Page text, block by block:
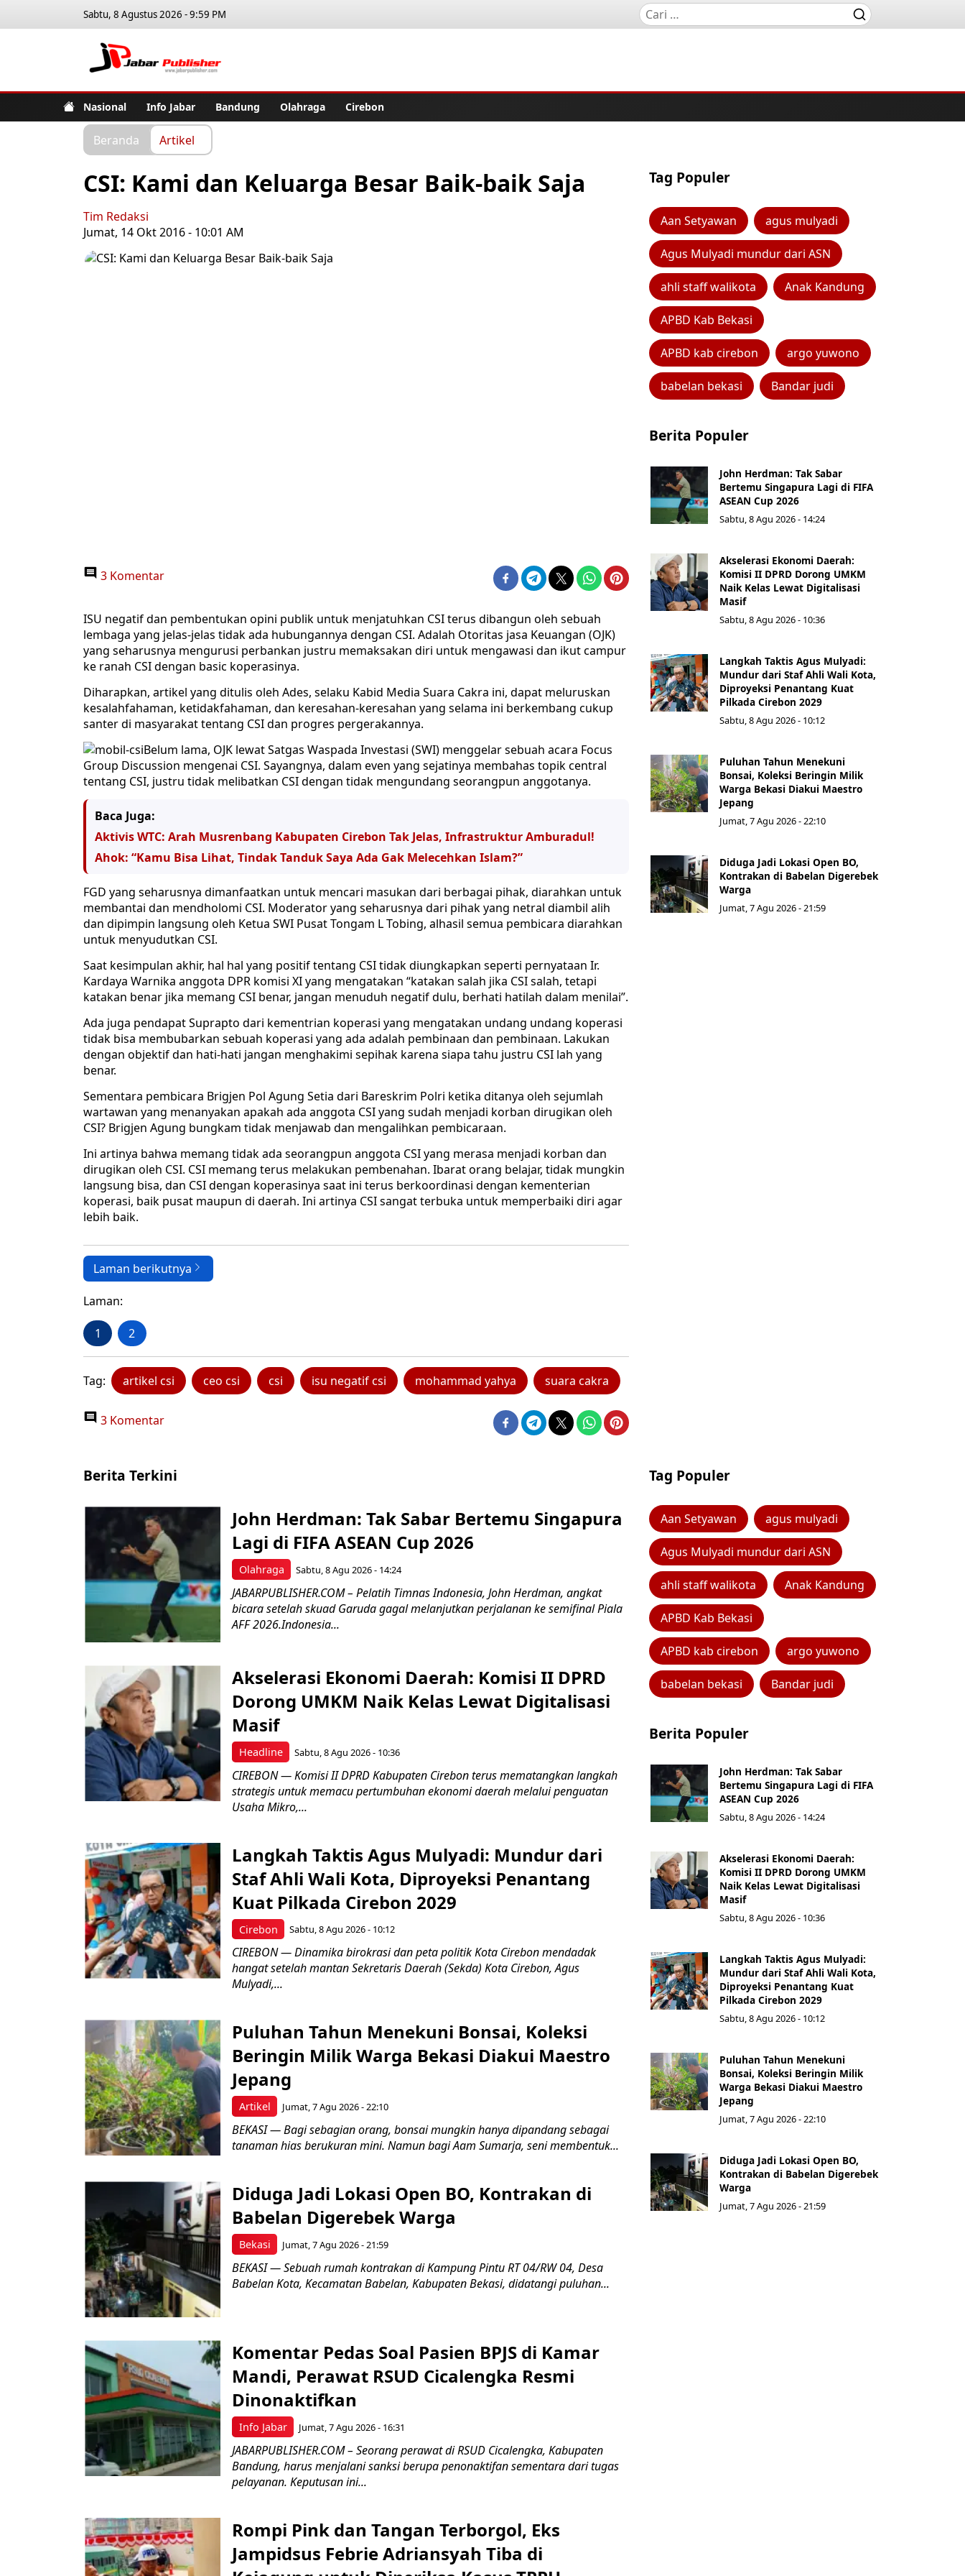
Sabtu, 8 Agustus 2026 - 9:59 PM
Nasional Info Jabar Bandung Olahraga Cirebon
Beranda Artikel
CSI: Kami dan Keluarga Besar Baik-baik Saja
Tim Redaksi
Jumat, 14 Okt 2016 - 10:01 AM
3 Komentar
ISU negatif dan pembentukan opini publik untuk menjatuhkan CSI terus dibangun oleh sebuah
lembaga yang jelas-jelas tidak ada hubungannya dengan CSI. Adalah Otoritas jasa Keuangan (OJK)
yang seharusnya mengurusi perbankan justru memaksakan diri untuk mengawasi dan ikut campur
ke ranah CSI dengan basic koperasinya.
Diharapkan, artikel yang ditulis oleh Ades, selaku Kabid Media Suara Cakra ini, dapat meluruskan
kesalahfahaman, ketidakfahaman, dan keresahan-keresahan yang selama ini berkembang cukup
santer di masyarakat tentang CSI dan progres pergerakannya.
Belum lama, OJK lewat Satgas Waspada Investasi (SWI) menggelar sebuah acara Focus
Group Discussion mengenai CSI. Sayangnya, dalam even yang sejatinya membahas topik central
tentang CSI, justru tidak melibatkan CSI dengan tidak mengundang seorangpun anggotanya.
Baca Juga:
Aktivis WTC: Arah Musrenbang Kabupaten Cirebon Tak Jelas, Infrastruktur Amburadul!
Ahok: “Kamu Bisa Lihat, Tindak Tanduk Saya Ada Gak Melecehkan Islam?”
FGD yang seharusnya dimanfaatkan untuk mencari masukan dari berbagai pihak, diarahkan untuk
membantai dan mendholomi CSI. Moderator yang seharusnya dari pihak yang netral diambil alih
dan dipimpin langsung oleh Ketua SWI Pusat Tongam L Tobing, alhasil semua pembicara diarahkan
untuk menyudutkan CSI.
Saat kesimpulan akhir, hal hal yang positif tentang CSI tidak diungkapkan seperti pernyataan Ir.
Kardaya Warnika anggota DPR komisi XI yang mengatakan “katakan salah jika CSI salah, tetapi
katakan benar jika memang CSI benar, jangan menuduh negatif dulu, berhati hatilah dalam menilai”.
Ada juga pendapat Suprapto dari kementrian koperasi yang mengatakan undang undang koperasi
tidak bisa membubarkan sebuah koperasi yang ada adalah pembinaan dan pembinaan. Lakukan
dengan objektif dan hati-hati jangan menghakimi sepihak karena siapa tahu justru CSI lah yang
benar.
Sementara pembicara Brigjen Pol Agung Setia dari Bareskrim Polri ketika ditanya oleh sejumlah
wartawan yang menanyakan apakah ada anggota CSI yang sudah menjadi korban dirugikan oleh
CSI? Brigjen Agung bungkam tidak menjawab dan mengalihkan pembicaraan.
Ini artinya bahwa memang tidak ada seorangpun anggota CSI yang merasa menjadi korban dan
dirugikan oleh CSI. CSI memang terus melakukan pembenahan. Ibarat orang belajar, tidak mungkin
langsung bisa, dan CSI dengan koperasinya saat ini terus berkoordinasi dengan kementerian
koperasi, baik pusat maupun di daerah. Ini artinya CSI sangat terbuka untuk memperbaiki diri agar
lebih baik.
Laman berikutnya
Laman:
1 2
Tag: artikel csi ceo csi csi isu negatif csi mohammad yahya suara cakra
3 Komentar
Tag Populer
Aan Setyawan agus mulyadi
Agus Mulyadi mundur dari ASN
ahli staff walikota Anak Kandung
APBD Kab Bekasi
APBD kab cirebon argo yuwono
babelan bekasi Bandar judi
Berita Populer
John Herdman: Tak Sabar
Bertemu Singapura Lagi di FIFA
ASEAN Cup 2026
Sabtu, 8 Agu 2026 - 14:24
Akselerasi Ekonomi Daerah:
Komisi II DPRD Dorong UMKM
Naik Kelas Lewat Digitalisasi
Masif
Sabtu, 8 Agu 2026 - 10:36
Langkah Taktis Agus Mulyadi:
Mundur dari Staf Ahli Wali Kota,
Diproyeksi Penantang Kuat
Pilkada Cirebon 2029
Sabtu, 8 Agu 2026 - 10:12
Puluhan Tahun Menekuni
Bonsai, Koleksi Beringin Milik
Warga Bekasi Diakui Maestro
Jepang
Jumat, 7 Agu 2026 - 22:10
Diduga Jadi Lokasi Open BO,
Kontrakan di Babelan Digerebek
Warga
Jumat, 7 Agu 2026 - 21:59
Berita Terkini
Olahraga
John Herdman: Tak Sabar Bertemu Singapura
Lagi di FIFA ASEAN Cup 2026
Sabtu, 8 Agu 2026 - 14:24
JABARPUBLISHER.COM – Pelatih Timnas Indonesia, John Herdman, angkat
bicara setelah skuad Garuda gagal melanjutkan perjalanan ke semifinal Piala
AFF 2026.Indonesia...
Headline
Akselerasi Ekonomi Daerah: Komisi II DPRD
Dorong UMKM Naik Kelas Lewat Digitalisasi
Masif
Sabtu, 8 Agu 2026 - 10:36
CIREBON — Komisi II DPRD Kabupaten Cirebon terus mematangkan langkah
strategis untuk memacu pertumbuhan ekonomi daerah melalui penguatan
Usaha Mikro,...
Cirebon
Langkah Taktis Agus Mulyadi: Mundur dari
Staf Ahli Wali Kota, Diproyeksi Penantang
Kuat Pilkada Cirebon 2029
Sabtu, 8 Agu 2026 - 10:12
CIREBON — Dinamika birokrasi dan peta politik Kota Cirebon mendadak
hangat setelah mantan Sekretaris Daerah (Sekda) Kota Cirebon, Agus
Mulyadi,...
Artikel
Puluhan Tahun Menekuni Bonsai, Koleksi
Beringin Milik Warga Bekasi Diakui Maestro
Jepang
Jumat, 7 Agu 2026 - 22:10
BEKASI — Bagi sebagian orang, bonsai mungkin hanya dipandang sebagai
tanaman hias berukuran mini. Namun bagi Aam Sumarja, seni membentuk...
Bekasi
Diduga Jadi Lokasi Open BO, Kontrakan di
Babelan Digerebek Warga
Jumat, 7 Agu 2026 - 21:59
BEKASI — Sebuah rumah kontrakan di Kampung Pintu RT 04/RW 04, Desa
Babelan Kota, Kecamatan Babelan, Kabupaten Bekasi, didatangi puluhan...
Info Jabar
Komentar Pedas Soal Pasien BPJS di Kamar
Mandi, Perawat RSUD Cicalengka Resmi
Dinonaktifkan
Jumat, 7 Agu 2026 - 16:31
JABARPUBLISHER.COM – Seorang perawat di RSUD Cicalengka, Kabupaten
Bandung, harus menjalani sanksi berupa penonaktifan sementara dari tugas
pelayanan. Keputusan ini...
Rompi Pink dan Tangan Terborgol, Eks
Jampidsus Febrie Adriansyah Tiba di
Tag Populer
Aan Setyawan agus mulyadi
Agus Mulyadi mundur dari ASN
ahli staff walikota Anak Kandung
APBD Kab Bekasi
APBD kab cirebon argo yuwono
babelan bekasi Bandar judi
Berita Populer
John Herdman: Tak Sabar
Bertemu Singapura Lagi di FIFA
ASEAN Cup 2026
Sabtu, 8 Agu 2026 - 14:24
Akselerasi Ekonomi Daerah:
Komisi II DPRD Dorong UMKM
Naik Kelas Lewat Digitalisasi
Masif
Sabtu, 8 Agu 2026 - 10:36
Langkah Taktis Agus Mulyadi:
Mundur dari Staf Ahli Wali Kota,
Diproyeksi Penantang Kuat
Pilkada Cirebon 2029
Sabtu, 8 Agu 2026 - 10:12
Puluhan Tahun Menekuni
Bonsai, Koleksi Beringin Milik
Warga Bekasi Diakui Maestro
Jepang
Jumat, 7 Agu 2026 - 22:10
Diduga Jadi Lokasi Open BO,
Kontrakan di Babelan Digerebek
Warga
Jumat, 7 Agu 2026 - 21:59